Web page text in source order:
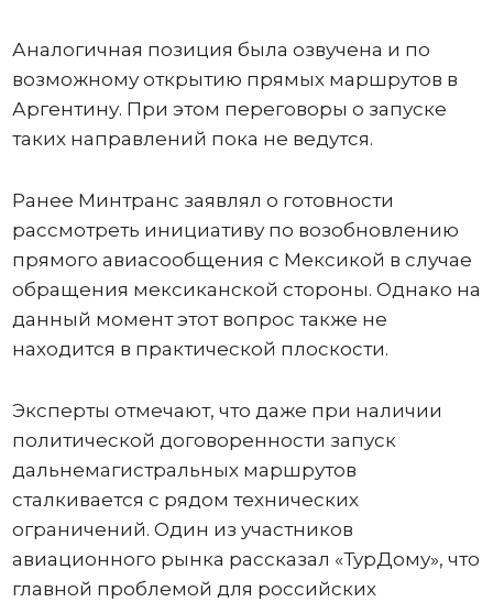
Аналогичная позиция была озвучена и по
возможному открытию прямых маршрутов в
Аргентину. При этом переговоры о запуске
таких направлений пока не ведутся.
Ранее Минтранс заявлял о готовности
рассмотреть инициативу по возобновлению
прямого авиасообщения с Мексикой в случае
обращения мексиканской стороны. Однако на
данный момент этот вопрос также не
находится в практической плоскости.
Эксперты отмечают, что даже при наличии
политической договоренности запуск
дальнемагистральных маршрутов
сталкивается с рядом технических
ограничений. Один из участников
авиационного рынка рассказал «ТурДому», что
главной проблемой для российских